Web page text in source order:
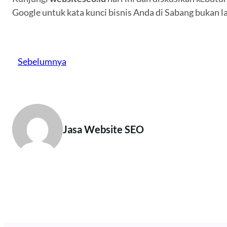
Google untuk kata kunci bisnis Anda di Sabang bukan
Sebelumnya
Jasa Website SEO